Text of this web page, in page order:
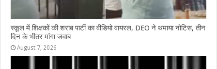
स्कूल में शिक्षकों की शराब पार्टी का वीडियो वायरल, DEO ने थमाया नोटिस, तीन
दिन के भीतर मांगा जवाब
August 7, 2026